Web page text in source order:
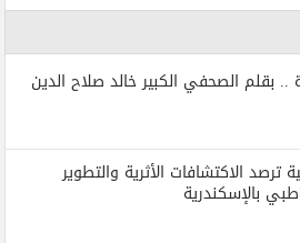
.. بقلم الصحفي الكبير خالد صلاح الدين
ترصد الاكتشافات الأثرية والتطوير
بالإسكندرية